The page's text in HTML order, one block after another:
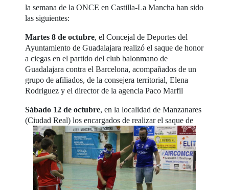
la semana de la ONCE en Castilla-La Mancha han sido
las siguientes:
Martes 8 de octubre, el Concejal de Deportes del
Ayuntamiento de Guadalajara realizó el saque de honor
a ciegas en el partido del club balonmano de
Guadalajara contra el Barcelona, acompañados de un
grupo de afiliados, de la consejera territorial, Elena
Rodriguez y el director de la agencia Paco Marfil
Sábado 12 de octubre, en la localidad de Manzanares
(Ciudad Real)los encargados de realizar el saque de